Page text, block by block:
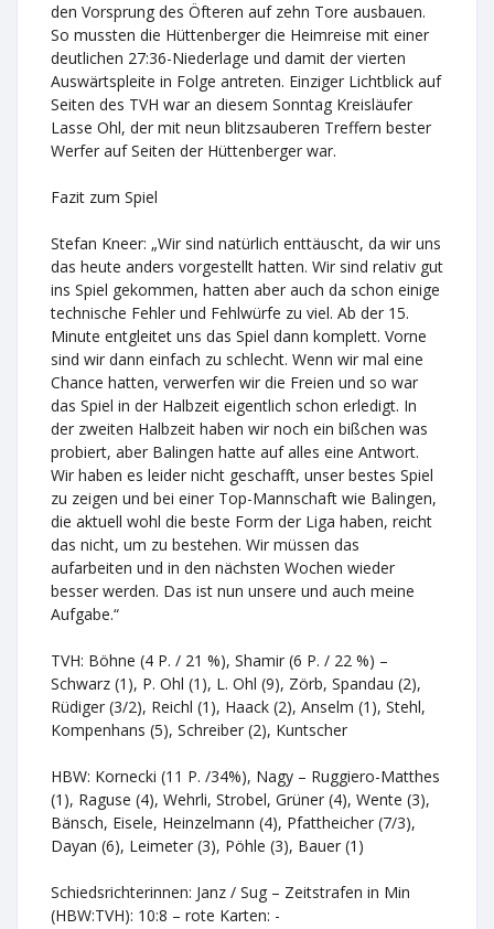
den Vorsprung des Öfteren auf zehn Tore ausbauen.
So mussten die Hüttenberger die Heimreise mit einer
deutlichen 27:36-Niederlage und damit der vierten
Auswärtspleite in Folge antreten. Einziger Lichtblick auf
Seiten des TVH war an diesem Sonntag Kreisläufer
Lasse Ohl, der mit neun blitzsauberen Treffern bester
Werfer auf Seiten der Hüttenberger war.
Fazit zum Spiel
Stefan Kneer: „Wir sind natürlich enttäuscht, da wir uns
das heute anders vorgestellt hatten. Wir sind relativ gut
ins Spiel gekommen, hatten aber auch da schon einige
technische Fehler und Fehlwürfe zu viel. Ab der 15.
Minute entgleitet uns das Spiel dann komplett. Vorne
sind wir dann einfach zu schlecht. Wenn wir mal eine
Chance hatten, verwerfen wir die Freien und so war
das Spiel in der Halbzeit eigentlich schon erledigt. In
der zweiten Halbzeit haben wir noch ein bißchen was
probiert, aber Balingen hatte auf alles eine Antwort.
Wir haben es leider nicht geschafft, unser bestes Spiel
zu zeigen und bei einer Top-Mannschaft wie Balingen,
die aktuell wohl die beste Form der Liga haben, reicht
das nicht, um zu bestehen. Wir müssen das
aufarbeiten und in den nächsten Wochen wieder
besser werden. Das ist nun unsere und auch meine
Aufgabe.“
TVH: Böhne (4 P. / 21 %), Shamir (6 P. / 22 %) –
Schwarz (1), P. Ohl (1), L. Ohl (9), Zörb, Spandau (2),
Rüdiger (3/2), Reichl (1), Haack (2), Anselm (1), Stehl,
Kompenhans (5), Schreiber (2), Kuntscher
HBW: Kornecki (11 P. /34%), Nagy – Ruggiero-Matthes
(1), Raguse (4), Wehrli, Strobel, Grüner (4), Wente (3),
Bänsch, Eisele, Heinzelmann (4), Pfattheicher (7/3),
Dayan (6), Leimeter (3), Pöhle (3), Bauer (1)
Schiedsrichterinnen: Janz / Sug – Zeitstrafen in Min
(HBW:TVH): 10:8 – rote Karten: -